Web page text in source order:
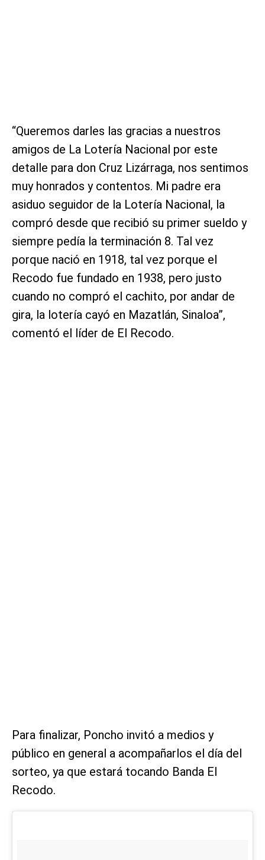
“Queremos darles las gracias a nuestros
amigos de La Lotería Nacional por este
detalle para don Cruz Lizárraga, nos sentimos
muy honrados y contentos. Mi padre era
asiduo seguidor de la Lotería Nacional, la
compró desde que recibió su primer sueldo y
siempre pedía la terminación 8. Tal vez
porque nació en 1918, tal vez porque el
Recodo fue fundado en 1938, pero justo
cuando no compró el cachito, por andar de
gira, la lotería cayó en Mazatlán, Sinaloa”,
comentó el líder de El Recodo.
Para finalizar, Poncho invitó a medios y
público en general a acompañarlos el día del
sorteo, ya que estará tocando Banda El
Recodo.